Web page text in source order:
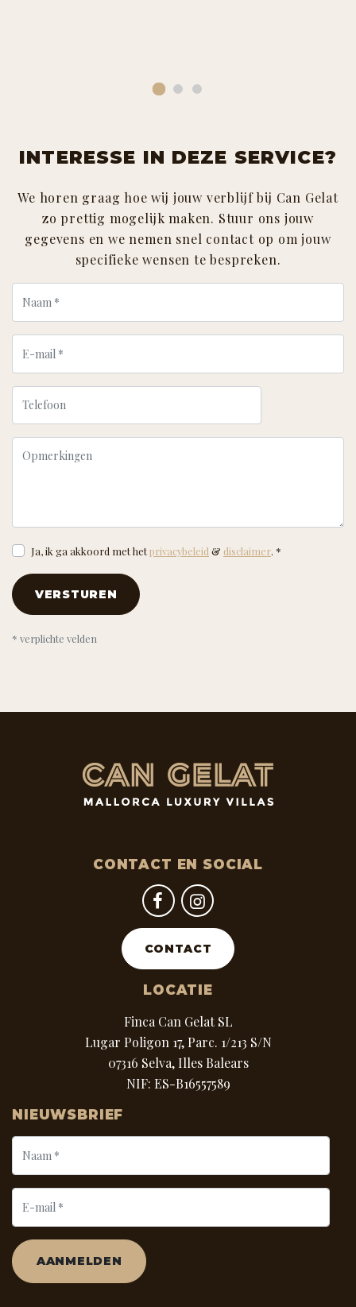
INTERESSE IN DEZE SERVICE?
We horen graag hoe wij jouw verblijf bij Can Gelat
zo prettig mogelijk maken. Stuur ons jouw
gegevens en we nemen snel contact op om jouw
specifieke wensen te bespreken.
Ja, ik ga akkoord met hetprivacybeleid & disclaimer. *
VERSTUREN
* verplichte velden
CONTACT EN SOCIAL
CONTACT
LOCATIE
Finca Can Gelat SL
Lugar Poligon 17, Parc. 1/213 S/N
07316 Selva, Illes Balears
NIF: ES-B16557589
NIEUWSBRIEF
AANMELDEN